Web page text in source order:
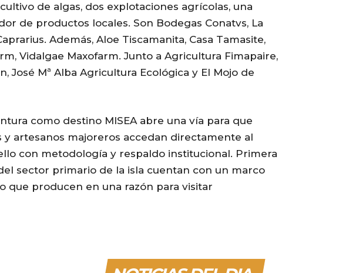
de algas, dos explotaciones agrícolas, una
de productos locales. Son Bodegas Conatvs, La
Además, Aloe Tiscamanita, Casa Tamasite,
Vidalgae Maxofarm. Junto a Agricultura Fimapaire,
José Mª Alba Agricultura Ecológica y El Mojo de
como destino MISEA abre una vía para que
artesanos majoreros accedan directamente al
con metodología y respaldo institucional. Primera
sector primario de la isla cuentan con un marco
que producen en una razón para visitar